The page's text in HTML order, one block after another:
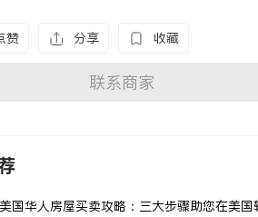
赞 分享 收藏
联系商家
美国华人房屋买卖攻略：三大步骤助您在美国